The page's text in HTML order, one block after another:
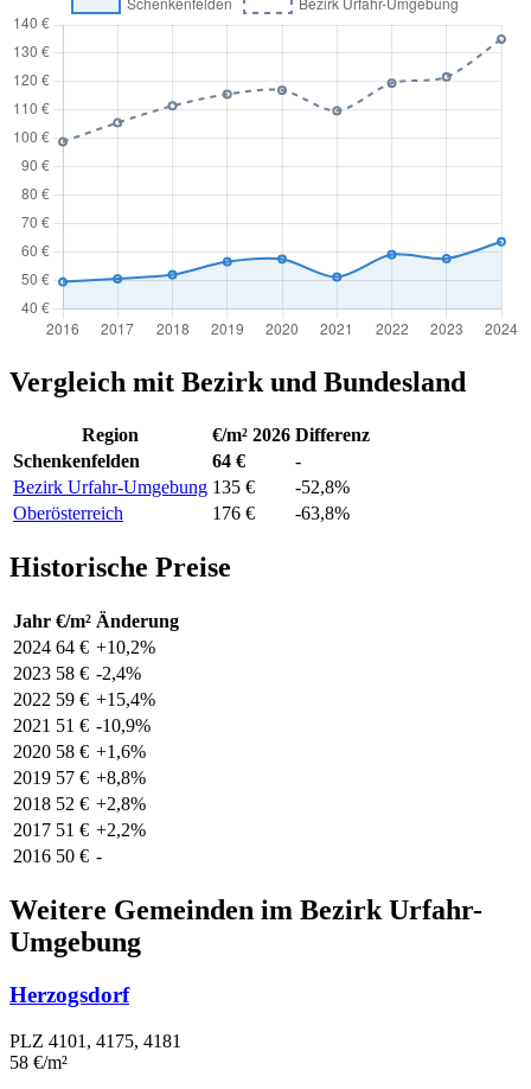
Vergleich mit Bezirk und Bundesland
Region €/m² 2026 Differenz
Schenkenfelden
64 €
-
Bezirk Urfahr-Umgebung 135 €
-52,8%
Oberösterreich
176 € -63,8%
Historische Preise
Jahr €/m² Änderung
2024 64 € +10,2%
2023 58 € -2,4%
2022 59 € +15,4%
2021 51 € -10,9%
2020 58 € +1,6%
2019 57 € +8,8%
2018 52 € +2,8%
2017 51 € +2,2%
2016 50 € -
Weitere Gemeinden im Bezirk Urfahr-
Umgebung
Herzogsdorf
PLZ 4101, 4175, 4181
58 €/m²